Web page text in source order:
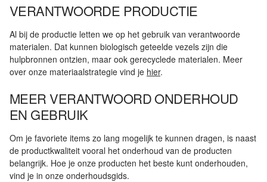
VERANTWOORDE PRODUCTIE
Al bij de productie letten we op het gebruik van verantwoorde
materialen. Dat kunnen biologisch geteelde vezels zijn die
hulpbronnen ontzien, maar ook gerecyclede materialen. Meer
over onze materiaalstrategie vind je hier.
MEER VERANTWOORD ONDERHOUD
EN GEBRUIK
Om je favoriete items zo lang mogelijk te kunnen dragen, is naast
de productkwaliteit vooral het onderhoud van de producten
belangrijk. Hoe je onze producten het beste kunt onderhouden,
vind je in onze onderhoudsgids.